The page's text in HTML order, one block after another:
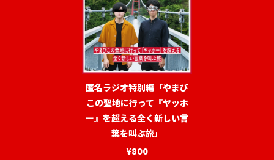
匿名ラジオ特別編「やまび
この聖地に行って『ヤッホ
ー』を超える全く新しい言
葉を叫ぶ旅」
¥800